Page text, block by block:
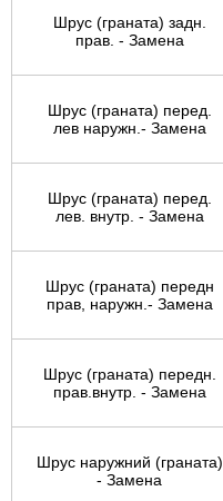
Шрус (граната) задн.
прав. - Замена
Шрус (граната) перед.
лев наружн.- Замена
Шрус (граната) перед.
лев. внутр. - Замена
Шрус (граната) передн
прав, наружн.- Замена
Шрус (граната) передн.
прав.внутр. - Замена
Шрус наружний (граната)
- Замена